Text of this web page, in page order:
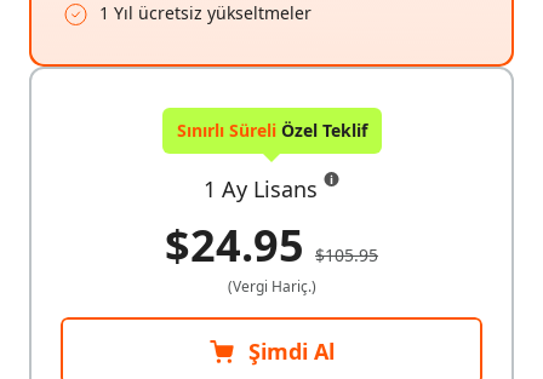
Sınırlı SüreliÖzel Teklif
1 Ay Lisans
$24.95 $105.95
(Vergi Hariç.)
Şimdi Al
1 Yıl ücretsiz yükseltmeler